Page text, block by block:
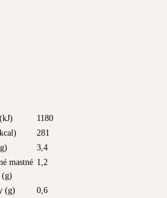
1180
281
3,4
mastné
(g)
1,2
(g)
0,6